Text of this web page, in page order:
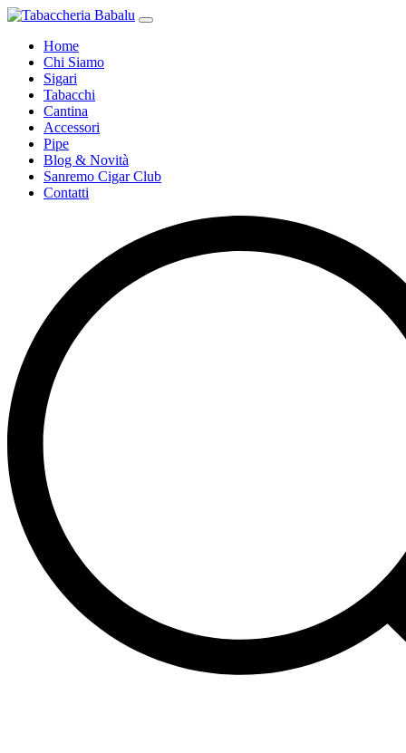
Home
Chi Siamo
Sigari
Tabacchi
Cantina
Accessori
Pipe
Blog & Novità
Sanremo Cigar Club
Contatti